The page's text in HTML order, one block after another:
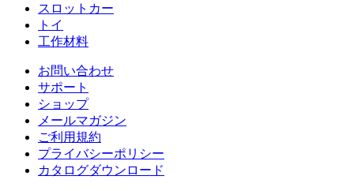
スロットカー
トイ
工作材料
お問い合わせ
サポート
ショップ
メールマガジン
ご利用規約
プライバシーポリシー
カタログダウンロード